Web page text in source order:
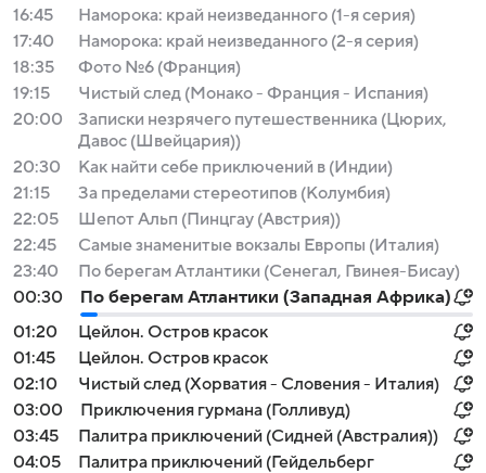
16:45
Наморока: край неизведанного (1-я серия)
17:40
Наморока: край неизведанного (2-я серия)
18:35
Фото №6 (Франция)
19:15
Чистый след (Монако - Франция - Испания)
20:00
Записки незрячего путешественника (Цюрих,
Давос (Швейцария))
20:30
Как найти себе приключений в (Индии)
21:15
За пределами стереотипов (Колумбия)
22:05
Шепот Альп (Пинцгау (Австрия))
22:45
Самые знаменитые вокзалы Европы (Италия)
23:40
По берегам Атлантики (Сенегал, Гвинея-Бисау)
00:30
По берегам Атлантики (Западная Африка)
01:20
Цейлон. Остров красок
01:45
Цейлон. Остров красок
02:10
Чистый след (Хорватия - Словения - Италия)
03:00
Приключения гурмана (Голливуд)
03:45
Палитра приключений (Сидней (Австралия))
04:05
Палитра приключений (Гейдельберг